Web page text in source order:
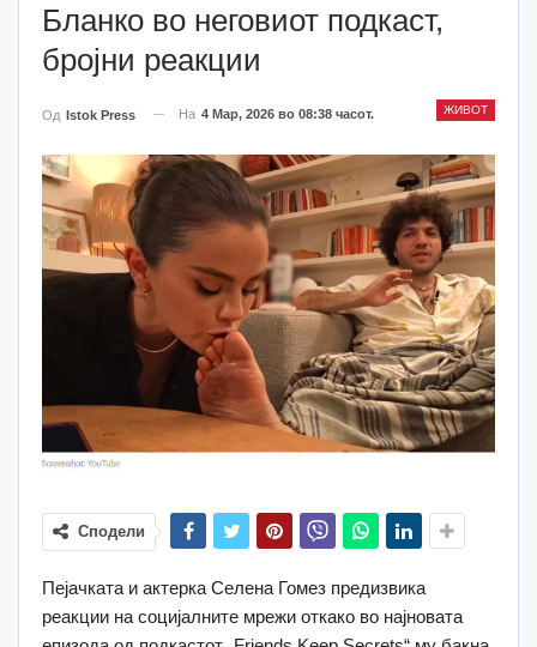
Бланко во неговиот подкаст,
бројни реакции
ЖИВОТ
Од Istok Press На 4 Мар, 2026 во 08:38 часот.
Сподели
Пејачката и актерка Селена Гомез предизвика
реакции на социјалните мрежи откако во најновата